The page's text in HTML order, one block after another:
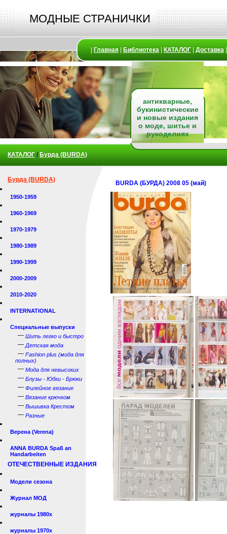
МОДНЫЕ СТРАНИЧКИ
Главная Библиотека КАТАЛОГ Доставка
антикварные,
букинистические
и новые издания
о моде, шитье и
рукоделиях
КАТАЛОГ / Бурда (BURDA)
Бурда (BURDA)
1950-1959
1960-1969
1970-1979
1980-1989
1990-1999
2000-2009
2010-2020
INTERNATIONAL
Специальные выпуски
— Шить легко и быстро
— Детская мода
— Fashion plus (мода для
полных)
— Мода для невысоких
— Блузы - Юбки - Брюки
— Филейное вязание
— Вязание крючком
— Вышивка Крестом
— Разные
Верена (Verena)
ANNA BURDA Spaß an
Handarbeiten
ОТЕЧЕСТВЕННЫЕ ИЗДАНИЯ
Модели сезона
Журнал МОД
журналы 1980х
журналы 1970х
BURDA (БУРДА) 2008 05 (май)